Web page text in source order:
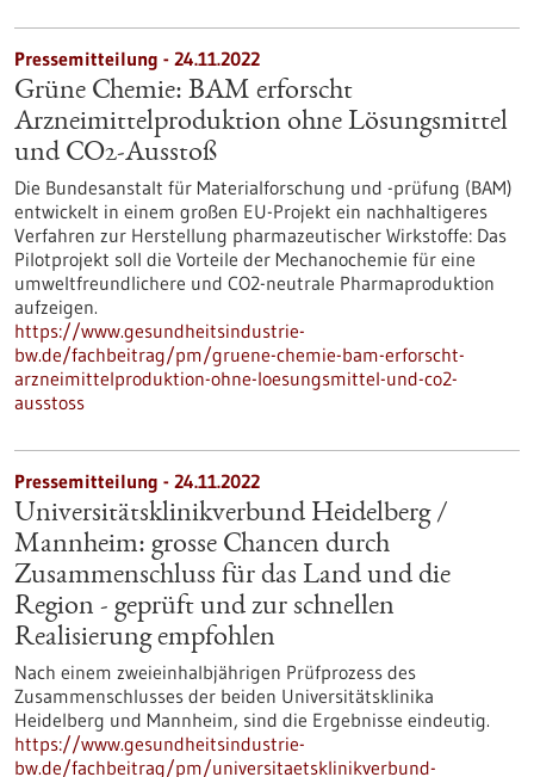
Pressemitteilung - 24.11.2022
Grüne Chemie: BAM erforscht
Arzneimittelproduktion ohne Lösungsmittel
und CO2-Ausstoß
Die Bundesanstalt für Materialforschung und -prüfung (BAM)
entwickelt in einem großen EU-Projekt ein nachhaltigeres
Verfahren zur Herstellung pharmazeutischer Wirkstoffe: Das
Pilotprojekt soll die Vorteile der Mechanochemie für eine
umweltfreundlichere und CO2-neutrale Pharmaproduktion
aufzeigen.
https://www.gesundheitsindustrie-
bw.de/fachbeitrag/pm/gruene-chemie-bam-erforscht-
arzneimittelproduktion-ohne-loesungsmittel-und-co2-
ausstoss
Pressemitteilung - 24.11.2022
Universitätsklinikverbund Heidelberg /
Mannheim: grosse Chancen durch
Zusammenschluss für das Land und die
Region - geprüft und zur schnellen
Realisierung empfohlen
Nach einem zweieinhalbjährigen Prüfprozess des
Zusammenschlusses der beiden Universitätsklinika
Heidelberg und Mannheim, sind die Ergebnisse eindeutig.
https://www.gesundheitsindustrie-
bw.de/fachbeitrag/pm/universitaetsklinikverbund-